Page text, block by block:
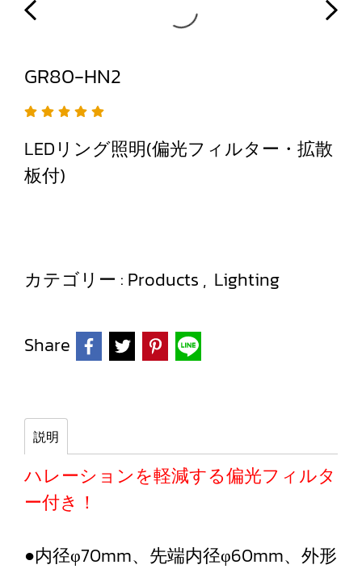
GR80-HN2
LEDリング照明(偏光フィルター・拡散
板付)
カテゴリー : Products , Lighting
Share
説明
ハレーションを軽減する偏光フィルタ
ー付き！
●内径φ70mm、先端内径φ60mm、外形